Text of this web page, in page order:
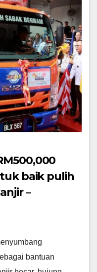
baik pulih
–
bantuan